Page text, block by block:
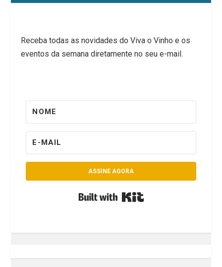
Receba todas as novidades do Viva o Vinho e os
eventos da semana diretamente no seu e-mail.
ASSINE AGORA